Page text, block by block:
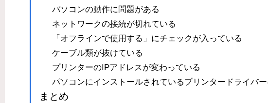
パソコンの動作に問題がある
ネットワークの接続が切れている
「オフラインで使用する」にチェックが入っている
ケーブル類が抜けている
プリンターのIPアドレスが変わっている
パソコンにインストールされているプリンタードライバ
まとめ